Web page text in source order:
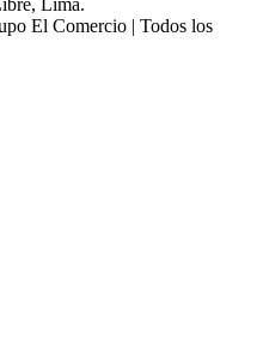
Lima.
El Comercio | Todos los